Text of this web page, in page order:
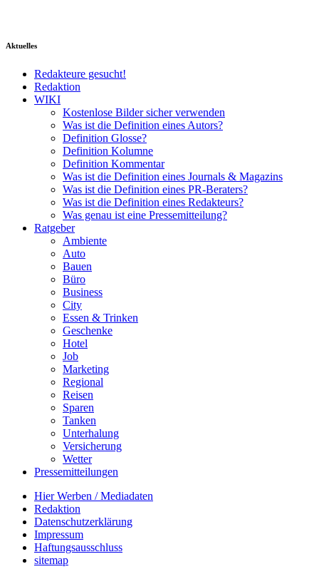
Aktuelles
Redakteure gesucht!
Redaktion
WIKI
Kostenlose Bilder sicher verwenden
Was ist die Definition eines Autors?
Definition Glosse?
Definition Kolumne
Definition Kommentar
Was ist die Definition eines Journals & Magazins
Was ist die Definition eines PR-Beraters?
Was ist die Definition eines Redakteurs?
Was genau ist eine Pressemitteilung?
Ratgeber
Ambiente
Auto
Bauen
Büro
Business
City
Essen & Trinken
Geschenke
Hotel
Job
Marketing
Regional
Reisen
Sparen
Tanken
Unterhalung
Versicherung
Wetter
Pressemitteilungen
Hier Werben / Mediadaten
Redaktion
Datenschutzerklärung
Impressum
Haftungsausschluss
sitemap